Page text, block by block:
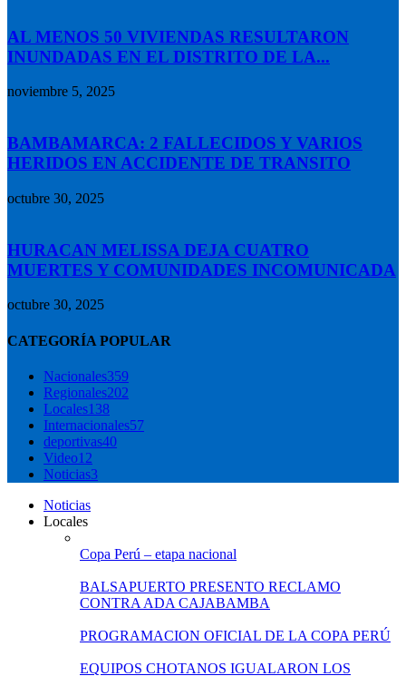
AL MENOS 50 VIVIENDAS RESULTARON
INUNDADAS EN EL DISTRITO DE LA...
noviembre 5, 2025
BAMBAMARCA: 2 FALLECIDOS Y VARIOS
HERIDOS EN ACCIDENTE DE TRANSITO
octubre 30, 2025
HURACAN MELISSA DEJA CUATRO
MUERTES Y COMUNIDADES INCOMUNICADA
octubre 30, 2025
CATEGORÍA POPULAR
Nacionales359
Regionales202
Locales138
Internacionales57
deportivas40
Video12
Noticias3
Noticias
Locales
Copa Perú – etapa nacional
BALSAPUERTO PRESENTO RECLAMO
CONTRA ADA CAJABAMBA
PROGRAMACION OFICIAL DE LA COPA PERÚ
EQUIPOS CHOTANOS IGUALARON LOS